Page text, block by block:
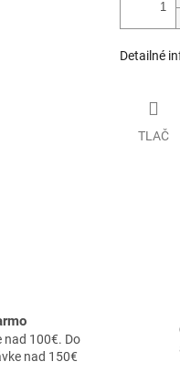
Detailné
TLAČ
nad 100€. Do
nad 150€